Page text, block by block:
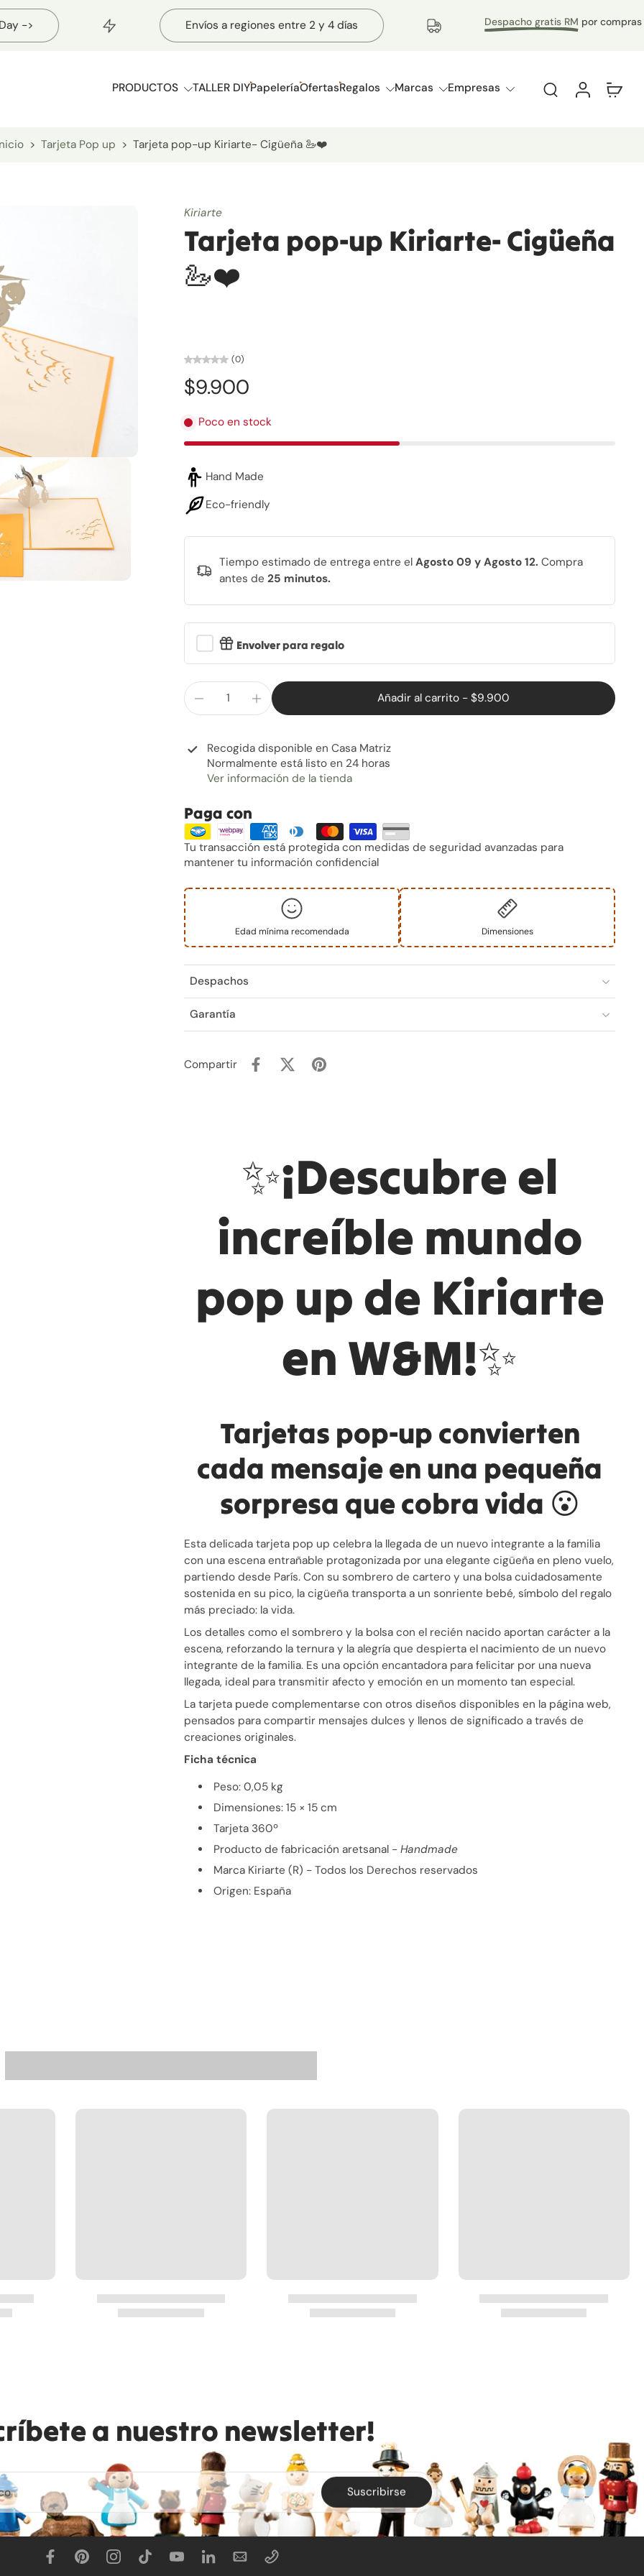
Envíos a regiones entre 2 y 4 días Despacho gratis RMpor compras sobre
PRODUCTOS TALLER DIYPapeleríaOfertasRegalos Marcas Empresas
> Tarjeta Pop up > Tarjeta pop-up Kiriarte- Cigüeña 🦢❤️
Kiriarte
Tarjeta pop-up Kiriarte- Cigüeña
🦢❤️
(0)
$9.900
Poco en stock
Hand Made
Eco-friendly
Tiempo estimado de entrega entre el Agosto 09 y Agosto 12. Compra
antes de 25 minutos.
Envolver para regalo
Añadir al carrito - $9.900
Recogida disponible en Casa Matriz
Normalmente está listo en 24 horas
Ver información de la tienda
Paga con
Tu transacción está protegida con medidas de seguridad avanzadas para
mantener tu información confidencial
Edad mínima recomendada Dimensiones
Despachos
Garantía
Compartir
✨¡Descubre el
increíble mundo
pop up de Kiriarte
en W&M!✨
Tarjetas pop-up convierten
cada mensaje en una pequeña
sorpresa que cobra vida 😮
Esta delicada tarjeta pop up celebra la llegada de un nuevo integrante a la familia
con una escena entrañable protagonizada por una elegante cigüeña en pleno vuelo,
partiendo desde París. Con su sombrero de cartero y una bolsa cuidadosamente
sostenida en su pico, la cigüeña transporta a un sonriente bebé, símbolo del regalo
más preciado: la vida.
Los detalles como el sombrero y la bolsa con el recién nacido aportan carácter a la
escena, reforzando la ternura y la alegría que despierta el nacimiento de un nuevo
integrante de la familia. Es una opción encantadora para felicitar por una nueva
llegada, ideal para transmitir afecto y emoción en un momento tan especial.
La tarjeta puede complementarse con otros diseños disponibles en la página web,
pensados para compartir mensajes dulces y llenos de significado a través de
creaciones originales.
Ficha técnica
Peso: 0,05 kg
Dimensiones: 15 × 15 cm
Tarjeta 360º
Producto de fabricación aretsanal -Handmade
Marca Kiriarte (R) - Todos los Derechos reservados
Origen: España
a nuestro newsletter!
Suscribirse